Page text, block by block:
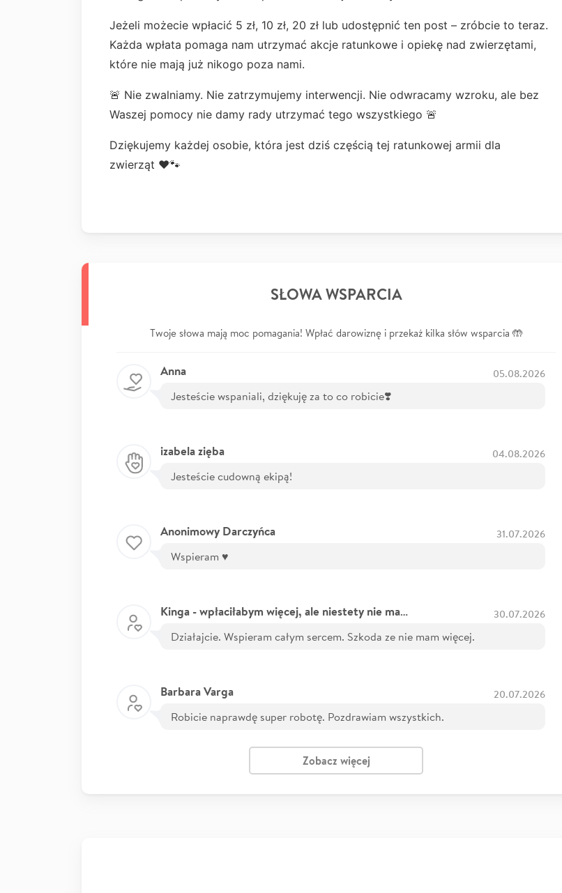
Jeżeli możecie wpłacić 5 zł, 10 zł, 20 zł lub udostępnić ten post – zróbcie to teraz.
Każda wpłata pomaga nam utrzymać akcje ratunkowe i opiekę nad zwierzętami,
które nie mają już nikogo poza nami.
🚨 Nie zwalniamy. Nie zatrzymujemy interwencji. Nie odwracamy wzroku, ale bez
Waszej pomocy nie damy rady utrzymać tego wszystkiego 🚨
Dziękujemy każdej osobie, która jest dziś częścią tej ratunkowej armii dla
zwierząt ❤️🐾
SŁOWA WSPARCIA
Twoje słowa mają moc pomagania! Wpłać darowiznę i przekaż kilka słów wsparcia 🤲
Anna 05.08.2026
Jesteście wspaniali, dziękuję za to co robicie❣️
izabela zięba 04.08.2026
Jesteście cudowną ekipą!
Anonimowy Darczyńca 31.07.2026
Wspieram ♥️
Kinga - wpłaciłabym więcej, ale niestety nie mam sama zbyt wiele 30.07.2026
Działajcie. Wspieram całym sercem. Szkoda ze nie mam więcej.
Barbara Varga 20.07.2026
Robicie naprawdę super robotę. Pozdrawiam wszystkich.
Zobacz więcej